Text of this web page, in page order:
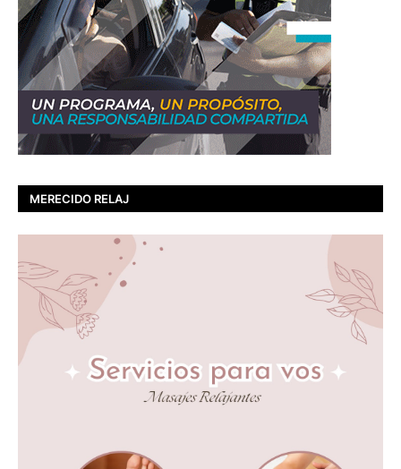
MERECIDO RELAJ